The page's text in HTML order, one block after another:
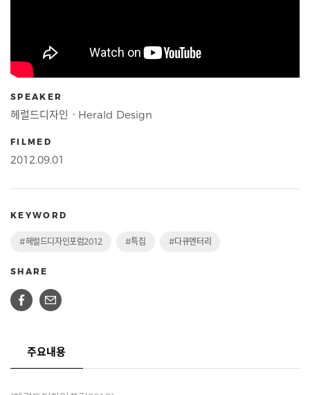
SPEAKER
헤럴드디자인ㆍHerald Design
FILMED
2012.09.01
KEYWORD
#헤럴드디자인포럼2012 #특집 #다큐멘터리
SHARE
주요내용